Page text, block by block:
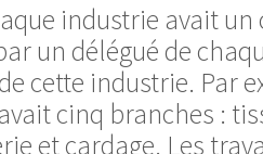
industrie avait
un délégué de
cette industrie. Par
cinq branches :
et cardage. Les